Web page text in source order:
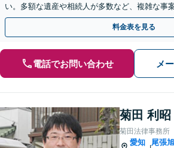
い。多額な遺産や相続人が多数など、複雑な事
やご意向に寄り添いながら、最善の解決を目指
料金表を見る
電話でお問い合わせ メ
菊田 利昭
菊田法律事務所
愛知
尾張旭